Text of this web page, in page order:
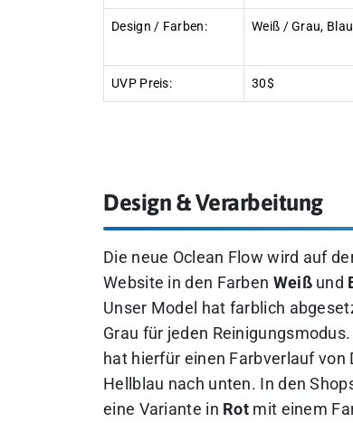
Design / Farben: Weiß / Grau, Blau
UVP Preis: 30$
Design & Verarbeitung
Die neue Oclean Flow wird auf
Website in den Farben Weißund
Unser Model hat farblich
Grau für jeden
hat hierfür einen Farbverlauf von
Hellblau nach unten. In den
eine Variante in Rot mit einem